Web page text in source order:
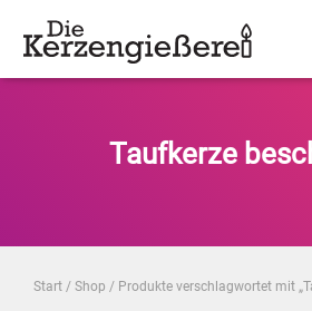
Taufkerze
Start / Shop / Produkte verschlagwortet mit